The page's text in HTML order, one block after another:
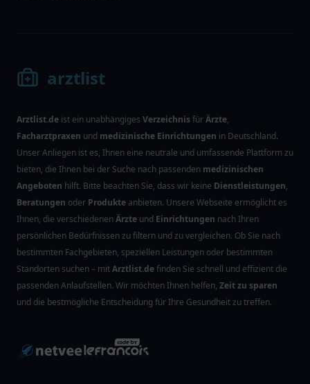
arztlist
Arztlist.de ist ein unabhängiges VerzeichnisfürÄrzte,
Facharztpraxen und medizinische Einrichtungen in Deutschland.
Unser Anliegen ist es, Ihnen eine neutrale und umfassende Plattform zu
bieten, die Ihnen bei der Suche nach passenden medizinischen
Angeboten hilft. Bitte beachten Sie, dass wir keine Dienstleistungen,
Beratungen oder Produkte anbieten. Unsere Webseite ermöglicht es
Ihnen, die verschiedenenÄrzte und Einrichtungen nach Ihren
persönlichen Bedürfnissen zu filtern und zu vergleichen. Ob Sie nach
bestimmten Fachgebieten, speziellen Leistungen oder bestimmten
Standorten suchen – mitArztlist.definden Sie schnell und effizient die
passenden Anlaufstellen. Wir möchten Ihnen helfen, Zeit zu sparen
und die bestmögliche Entscheidung für Ihre Gesundheit zu treffen.